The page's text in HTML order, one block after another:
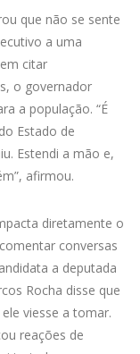
que não se sente
a uma
citar
o governador
a população. “É
Estado de
Estendi a mão e,
afirmou.
diretamente o
conversas
a deputada
Rocha disse que
viesse a tomar.
reações de